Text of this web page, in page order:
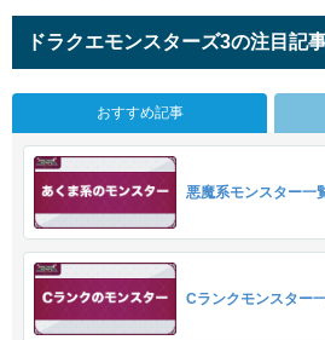
ドラクエモンスターズ3の注目記
おすすめ記事
悪魔系モンスター一
Cランクモンスター